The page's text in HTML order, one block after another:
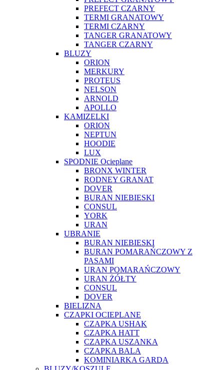
PREFECT CZARNY
TERMI GRANATOWY
TERMI CZARNY
TANGER GRANATOWY
TANGER CZARNY
BLUZY
ORION
MERKURY
PROTEUS
NELSON
ARNOLD
APOLLO
KAMIZELKI
ORION
NEPTUN
HOODIE
LUX
SPODNIE Ocieplane
BRONX WINTER
RODNEY GRANAT
DOVER
BURAN NIEBIESKI
CONSUL
YORK
URAN
UBRANIE
BURAN NIEBIESKI
BURAN POMARAŃCZOWY Z
PASAMI
URAN POMARAŃCZOWY
URAN ŻÓŁTY
CONSUL
DOVER
BIELIZNA
CZAPKI OCIEPLANE
CZAPKA USHAK
CZAPKA HATT
CZAPKA USZANKA
CZAPKA BALA
KOMINIARKA GARDA